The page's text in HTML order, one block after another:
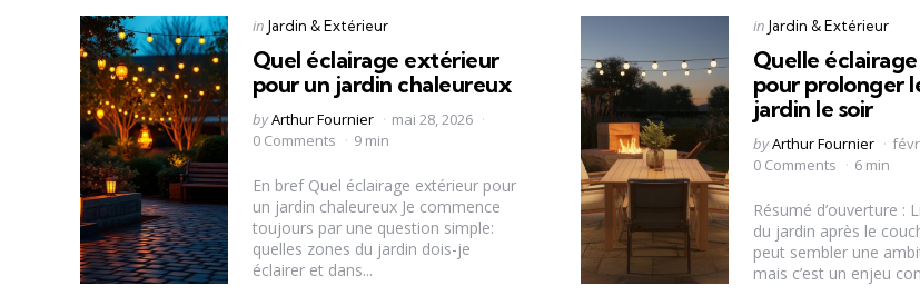
Categories
Posted
in Jardin & Extérieur
Quel éclairage extérieur
pour un jardin chaleureux
Posted
by
byArthur Fournier
mai 28, 2026
0 Comments
9 min
En bref Quel éclairage extérieur pour
un jardin chaleureux Je commence
toujours par une question simple:
quelles zones du jardin dois-je
éclairer et dans...
Categories
Posted
in Jardin & Extérieur
Quelle
pour prolonger
jardin le soir
Posted
by
byArthur Fournier
0 Comments
6 min
Résumé d’ouverture :
du jardin après le
peut sembler une
mais c’est un enjeu